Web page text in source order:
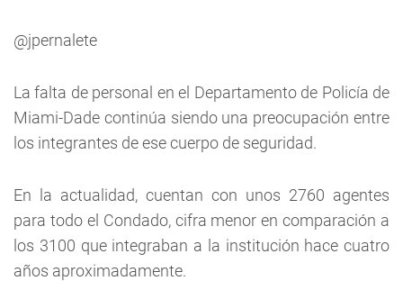
@jpernalete
La falta de personal en el Departamento de Policía de
Miami-Dade continúa siendo una preocupación entre
los integrantes de esecuerpo de seguridad.
En la actualidad, cuentan con unos 2760 agentes
para todo el Condado, cifra menor en comparación a
los 3100 que integraban a la institución hace cuatro
años aproximadamente.